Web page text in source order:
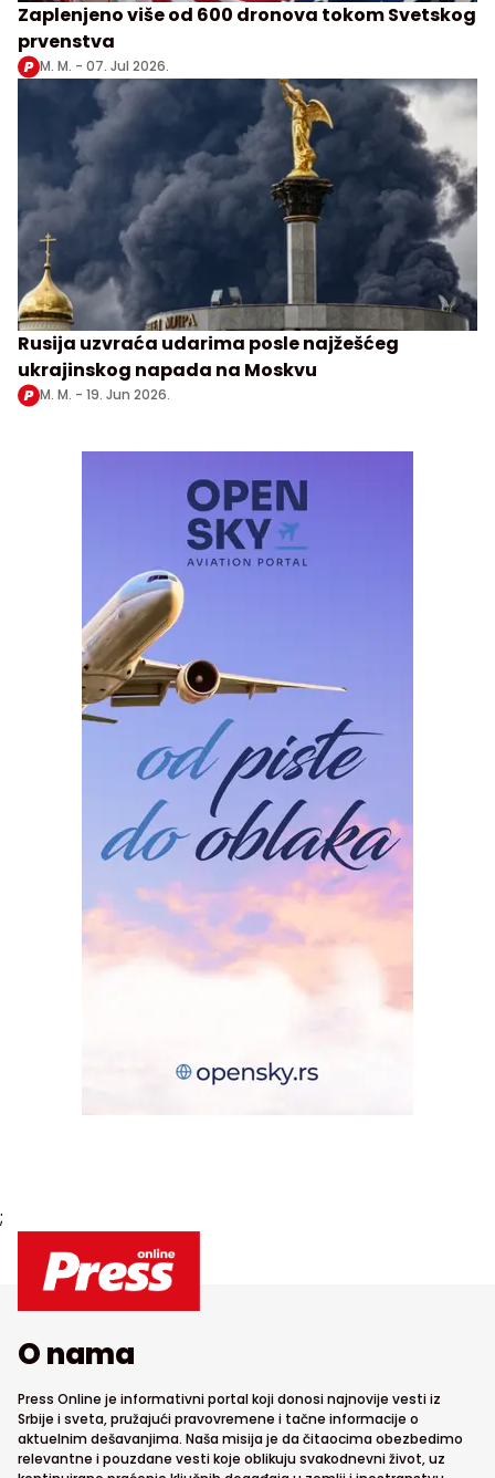
Zaplenjeno više od 600 dronova tokom Svetskog
prvenstva
M. M. - 07. Jul 2026.
Rusija uzvraća udarima posle najžešćeg
ukrajinskog napada na Moskvu
M. M. - 19. Jun 2026.
;
O nama
Press Online je informativni portal koji donosi najnovije vesti iz
Srbije i sveta, pružajući pravovremene i tačne informacije o
aktuelnim dešavanjima. Naša misija je da čitaocima obezbedimo
relevantne i pouzdane vesti koje oblikuju svakodnevni život, uz